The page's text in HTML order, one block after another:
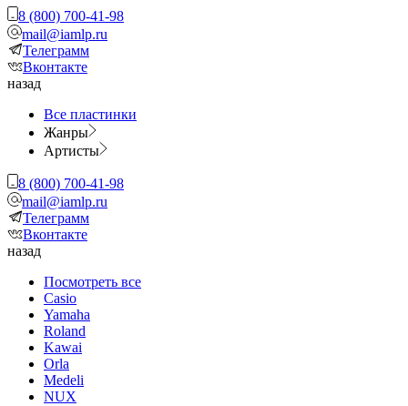
8 (800) 700-41-98
mail@iamlp.ru
Телеграмм
Вконтакте
назад
Все пластинки
Жанры
Артисты
8 (800) 700-41-98
mail@iamlp.ru
Телеграмм
Вконтакте
назад
Посмотреть все
Casio
Yamaha
Roland
Kawai
Orla
Medeli
NUX